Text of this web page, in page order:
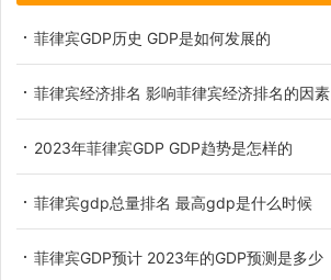
菲律宾GDP历史 GDP是如何发展的
菲律宾经济排名 影响菲律宾经济排名的因素
2023年菲律宾GDP GDP趋势是怎样的
菲律宾gdp总量排名 最高gdp是什么时候
菲律宾GDP预计 2023年的GDP预测是多少